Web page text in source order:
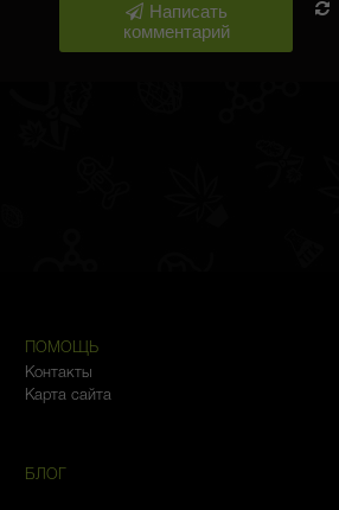
Написать
комментарий
ПОМОЩЬ
Контакты
Карта сайта
БЛОГ